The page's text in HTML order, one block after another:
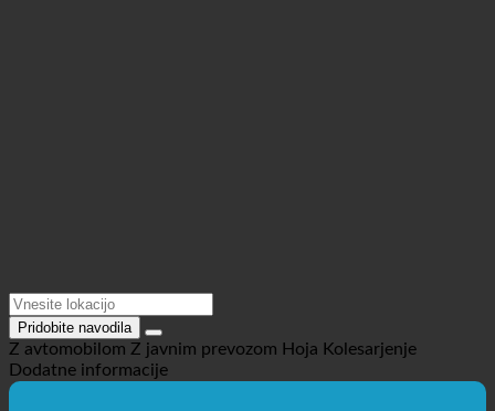
Pridobite navodila